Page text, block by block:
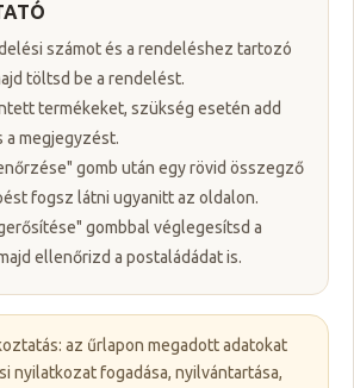
számot és a rendeléshez tartozó
töltsd be a rendelést.
termékeket, szükség esetén add
a megjegyzést.
gomb után egy rövid összegző
fogsz látni ugyanitt az oldalon.
gombbal véglegesítsd a
ellenőrizd a postaládádat is.
az űrlapon megadott adatokat
nyilatkozat fogadása, nyilvántartása,